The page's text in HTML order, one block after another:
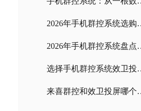
2026年手机群控
2026年手机群
选择手机
来喜群控和效卫